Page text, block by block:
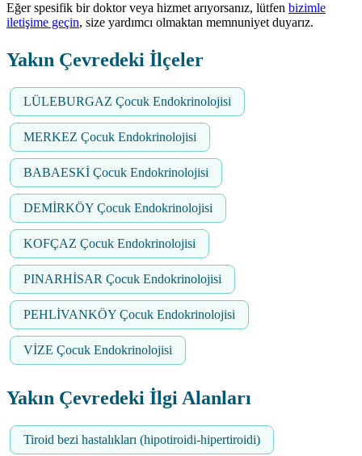
Eğer spesifik bir doktor veya hizmet arıyorsanız, lütfen bizimle
iletişime geçin, size yardımcı olmaktan memnuniyet duyarız.
Yakın Çevredeki İlçeler
LÜLEBURGAZ Çocuk Endokrinolojisi
MERKEZ Çocuk Endokrinolojisi
BABAESKİ Çocuk Endokrinolojisi
DEMİRKÖY Çocuk Endokrinolojisi
KOFÇAZ Çocuk Endokrinolojisi
PINARHİSAR Çocuk Endokrinolojisi
PEHLİVANKÖY Çocuk Endokrinolojisi
VİZE Çocuk Endokrinolojisi
Yakın Çevredeki İlgi Alanları
Tiroid bezi hastalıkları (hipotiroidi-hipertiroidi)